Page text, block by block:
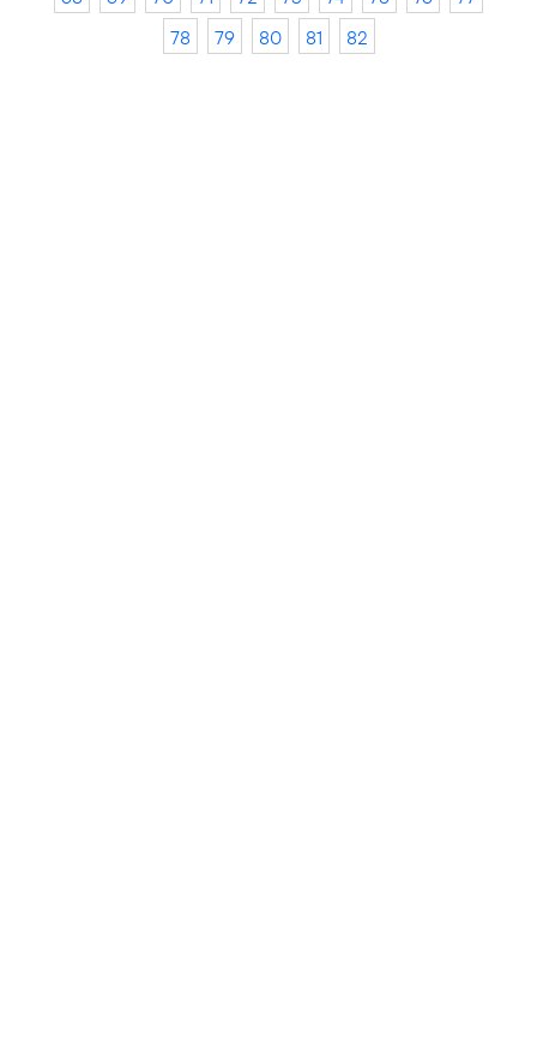
78
79 80 81 82